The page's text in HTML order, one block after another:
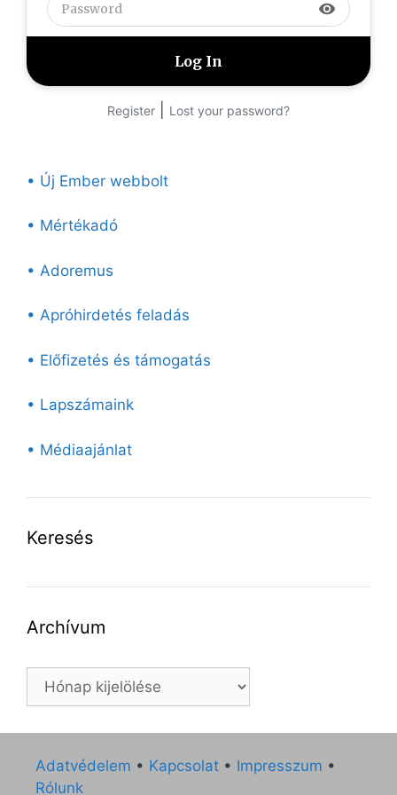
visibility
Register Lost your password?
• Új Ember webbolt
• Mértékadó
• Adoremus
• Apróhirdetés feladás
• Előfizetés és támogatás
• Lapszámaink
• Médiaajánlat
Keresés
Archívum
Archívum
Adatvédelem • Kapcsolat • Impresszum •
Rólunk